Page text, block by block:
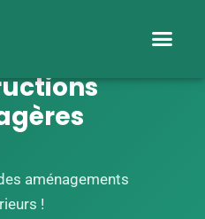
Spécialité
aménagements
!